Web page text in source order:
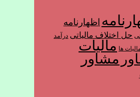
اظهارنامه
حل اختلاف مالیاتی درآمد
ها مالیات
مشاور